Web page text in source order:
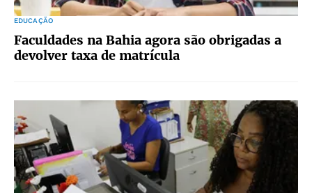
EDUCAÇÃO
Faculdades na Bahia agora são obrigadas a
devolver taxa de matrícula